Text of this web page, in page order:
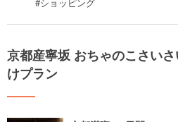
京都産寧坂 おちゃのこさい
けプラン